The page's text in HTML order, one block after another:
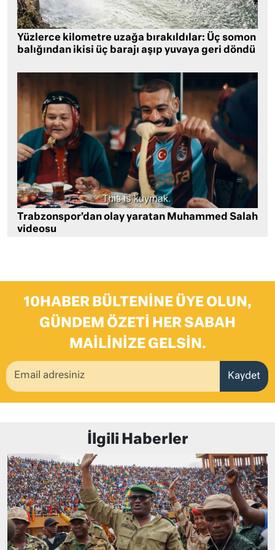
Yüzlerce kilometre uzağa bırakıldılar: Üç somon
balığından ikisi üç barajı aşıp yuvaya geri döndü
Trabzonspor’dan olay yaratan Muhammed Salah
videosu
10HABER BÜLTENINE ÜYE OLUN,
GÜNDEM ÖZETI HER SABAH
MAILINIZE GELSIN.
Kaydet
İlgili Haberler